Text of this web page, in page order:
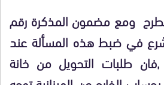
ومع مضمون المذكرة رقم
في ضبط هذه المسألة عند
طلبات التحويل من خانة